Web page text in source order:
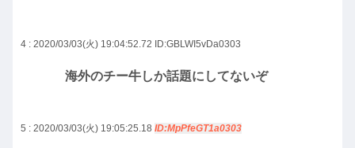
4 : 2020/03/03(火) 19:04:52.72 ID:GBLWI5vDa0303
海外のチー牛しか話題にしてないぞ
5 : 2020/03/03(火) 19:05:25.18 ID:MpPfeGT1a0303